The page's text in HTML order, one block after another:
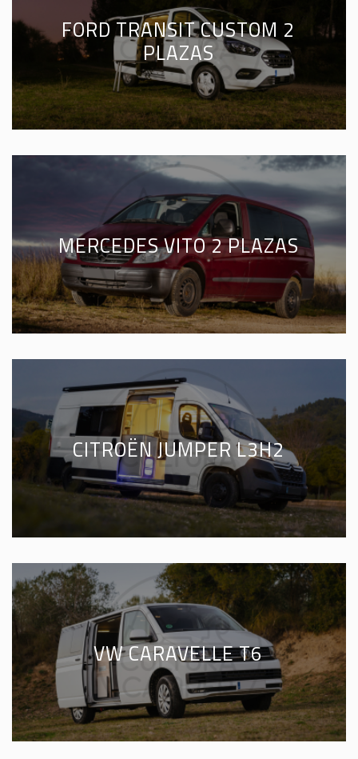
FORD TRANSIT CUSTOM 2
PLAZAS
MERCEDES VITO 2 PLAZAS
CITROËN JUMPER L3H2
VW CARAVELLE T6